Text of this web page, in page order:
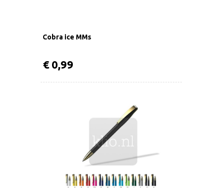
Cobra ice MMs
€ 0,99